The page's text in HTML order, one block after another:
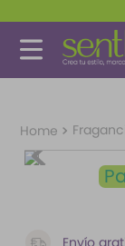
Envío
TÉRMINOS
1.
perfume
2.